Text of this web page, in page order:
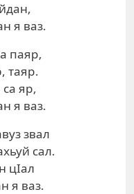
я ваз.
паяр,
таяр.
яр,
я ваз.
звал
сал.
цIал
я ваз.